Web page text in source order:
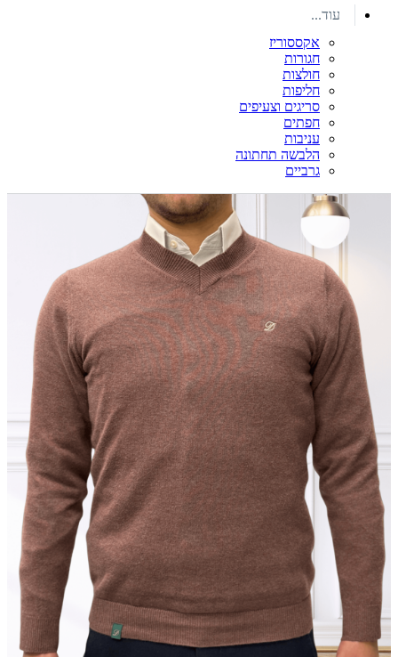
עוד...
אקססוריז
חגורות
חולצות
חליפות
סריגים וצעיפים
חפתים
עניבות
הלבשה תחתונה
גרביים